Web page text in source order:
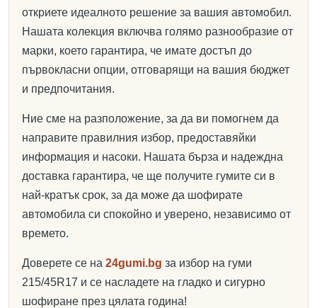
откриете идеалното решение за вашия автомобил.
Нашата колекция включва голямо разнообразие от
марки, което гарантира, че имате достъп до
първокласни опции, отговарящи на вашия бюджет
и предпочитания.
Ние сме на разположение, за да ви помогнем да
направите правилния избор, предоставяйки
информация и насоки. Нашата бърза и надеждна
доставка гарантира, че ще получите гумите си в
най-кратък срок, за да може да шофирате
автомобила си спокойно и уверено, независимо от
времето.
Доверете се на 24gumi.bg за избор на гуми
215/45R17 и се насладете на гладко и сигурно
шофиране през цялата година!